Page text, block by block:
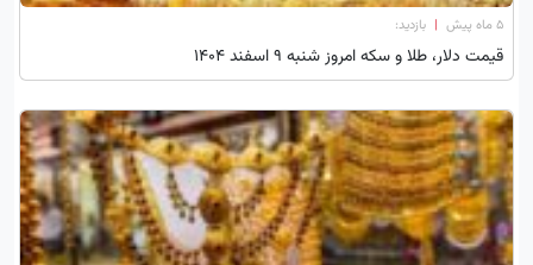
۵ ماه پیش | بازدید:
قیمت دلار، طلا و سکه امروز شنبه ۹ اسفند ۱۴۰۴